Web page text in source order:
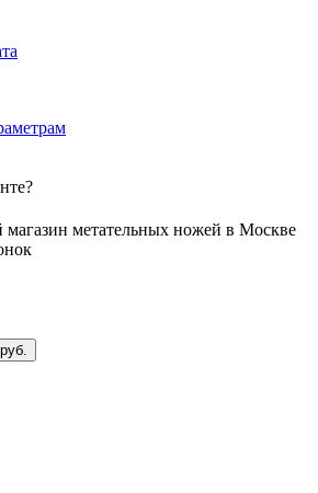
?
метательных ножей в Москве